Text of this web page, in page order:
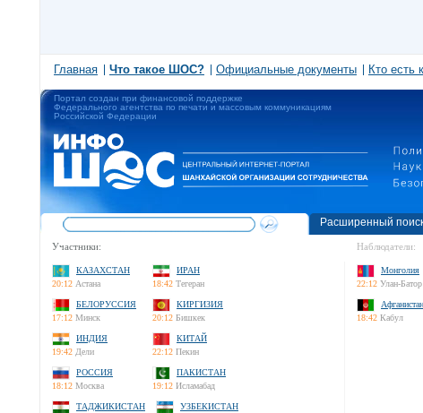
Главная Что такое ШОС? Официальные документы Кто есть
Портал создан при финансовой поддержке
Федерального агентства по печати и массовым коммуникациям
Российской Федерации
Расширенный
Участники:
КАЗАХСТАН
20:12 Астана
ИРАН
18:42 Тегеран
БЕЛОРУССИЯ
17:12 Минск
КИРГИЗИЯ
20:12 Бишкек
ИНДИЯ
19:42 Дели
КИТАЙ
22:12 Пекин
РОССИЯ
18:12 Москва
ПАКИСТАН
19:12 Исламабад
ТАДЖИКИСТАН
УЗБЕКИСТАН
Наблюдатели:
Монголия
22:12 Улан-Батор
Афганистан
18:42 Кабул